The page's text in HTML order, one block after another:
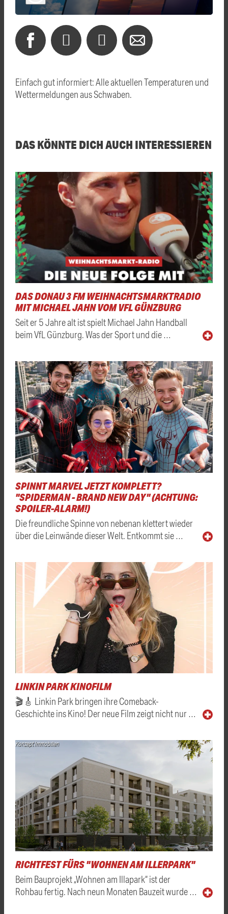
Einfach gut informiert: Alle aktuellen Temperaturen und
Wettermeldungen aus Schwaben.
DAS KÖNNTE DICH AUCH INTERESSIEREN
DAS DONAU 3 FM WEIHNACHTSMARKTRADIO
MIT MICHAEL JAHN VOM VFL GÜNZBURG
Seit er 5 Jahre alt ist spielt Michael Jahn Handball
beim VfL Günzburg. Was der Sport und die …
SPINNT MARVEL JETZT KOMPLETT?
"SPIDERMAN - BRAND NEW DAY" (ACHTUNG:
SPOILER-ALARM!)
Die freundliche Spinne von nebenan klettert wieder
über die Leinwände dieser Welt. Entkommt sie …
LINKIN PARK KINOFILM
🎬🎸 Linkin Park bringen ihre Comeback-
Geschichte ins Kino! Der neue Film zeigt nicht nur …
Konzept Immobilien
RICHTFEST FÜRS "WOHNEN AM ILLERPARK"
Beim Bauprojekt „Wohnen am Illapark“ ist der
Rohbau fertig. Nach neun Monaten Bauzeit wurde …